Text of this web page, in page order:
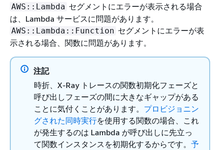
AWS::Lambda セグメントにエラーが表示される場合
は、Lambda サービスに問題があります。
AWS::Lambda::Function セグメントにエラーが表
示される場合、関数に問題があります。
注記
時折、X-Ray トレースの関数初期化フェーズと
呼び出しフェーズの間に大きなギャップがある
ことに気付くことがあります。 プロビジョニン
グされた同時実行を使用する関数の場合、これ
が発生するのは Lambda が呼び出しに先立っ
て関数インスタンスを初期化するからです。 予